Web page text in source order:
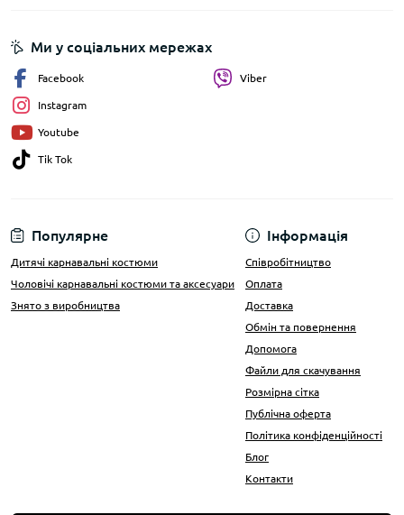
Популярне
Дитячі карнавальні костюми
Чоловічі карнавальні костюми та аксесуари
Знято з виробництва
Інформація
Співробітництво
Оплата
Доставка
Обмін та повернення
Допомога
Файли для скачування
Розмірна сітка
Публічна оферта
Політика конфіденційності
Блог
Контакти
Ми у соціальних мережах
Facebook
Instagram
Youtube
Tik Tok
Viber